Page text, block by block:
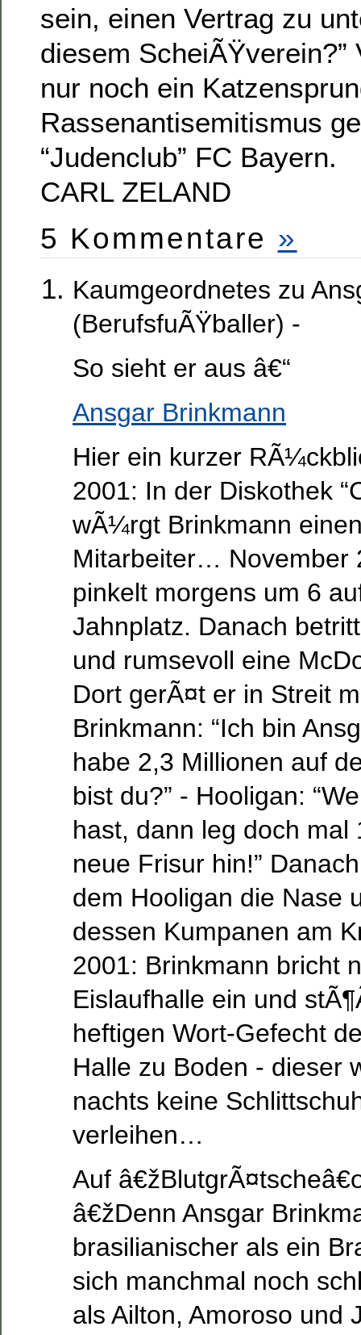
sein, einen Vertrag zu
diesem ScheiÃŸverein?”
nur noch ein
Rassenantisemitismus
“Judenclub” FC Bayern.
CARL ZELAND
5 Kommentare »
Kaumgeordnetes zu
(BerufsfuÃŸballer) -
So sieht er aus â€“
Ansgar Brinkmann
Hier ein kurzer
2001: In der Diskothek
wÃ¼rgt Brinkmann
Mitarbeiter… November
pinkelt morgens um 6
Jahnplatz. Danach
und rumsevoll eine
Dort gerÃ¤t er in Streit
Brinkmann: “Ich bin
habe 2,3 Millionen auf
bist du?” - Hooligan:
hast, dann leg doch mal
neue Frisur hin!”
dem Hooligan die Nase
dessen Kumpanen am
2001: Brinkmann bricht
Eislaufhalle ein und
heftigen Wort-Gefecht
Halle zu Boden - dieser
nachts keine
verleihen…
Auf
â€žDenn Ansgar
brasilianischer als ein
sich manchmal noch
als Ailton, Amoroso und